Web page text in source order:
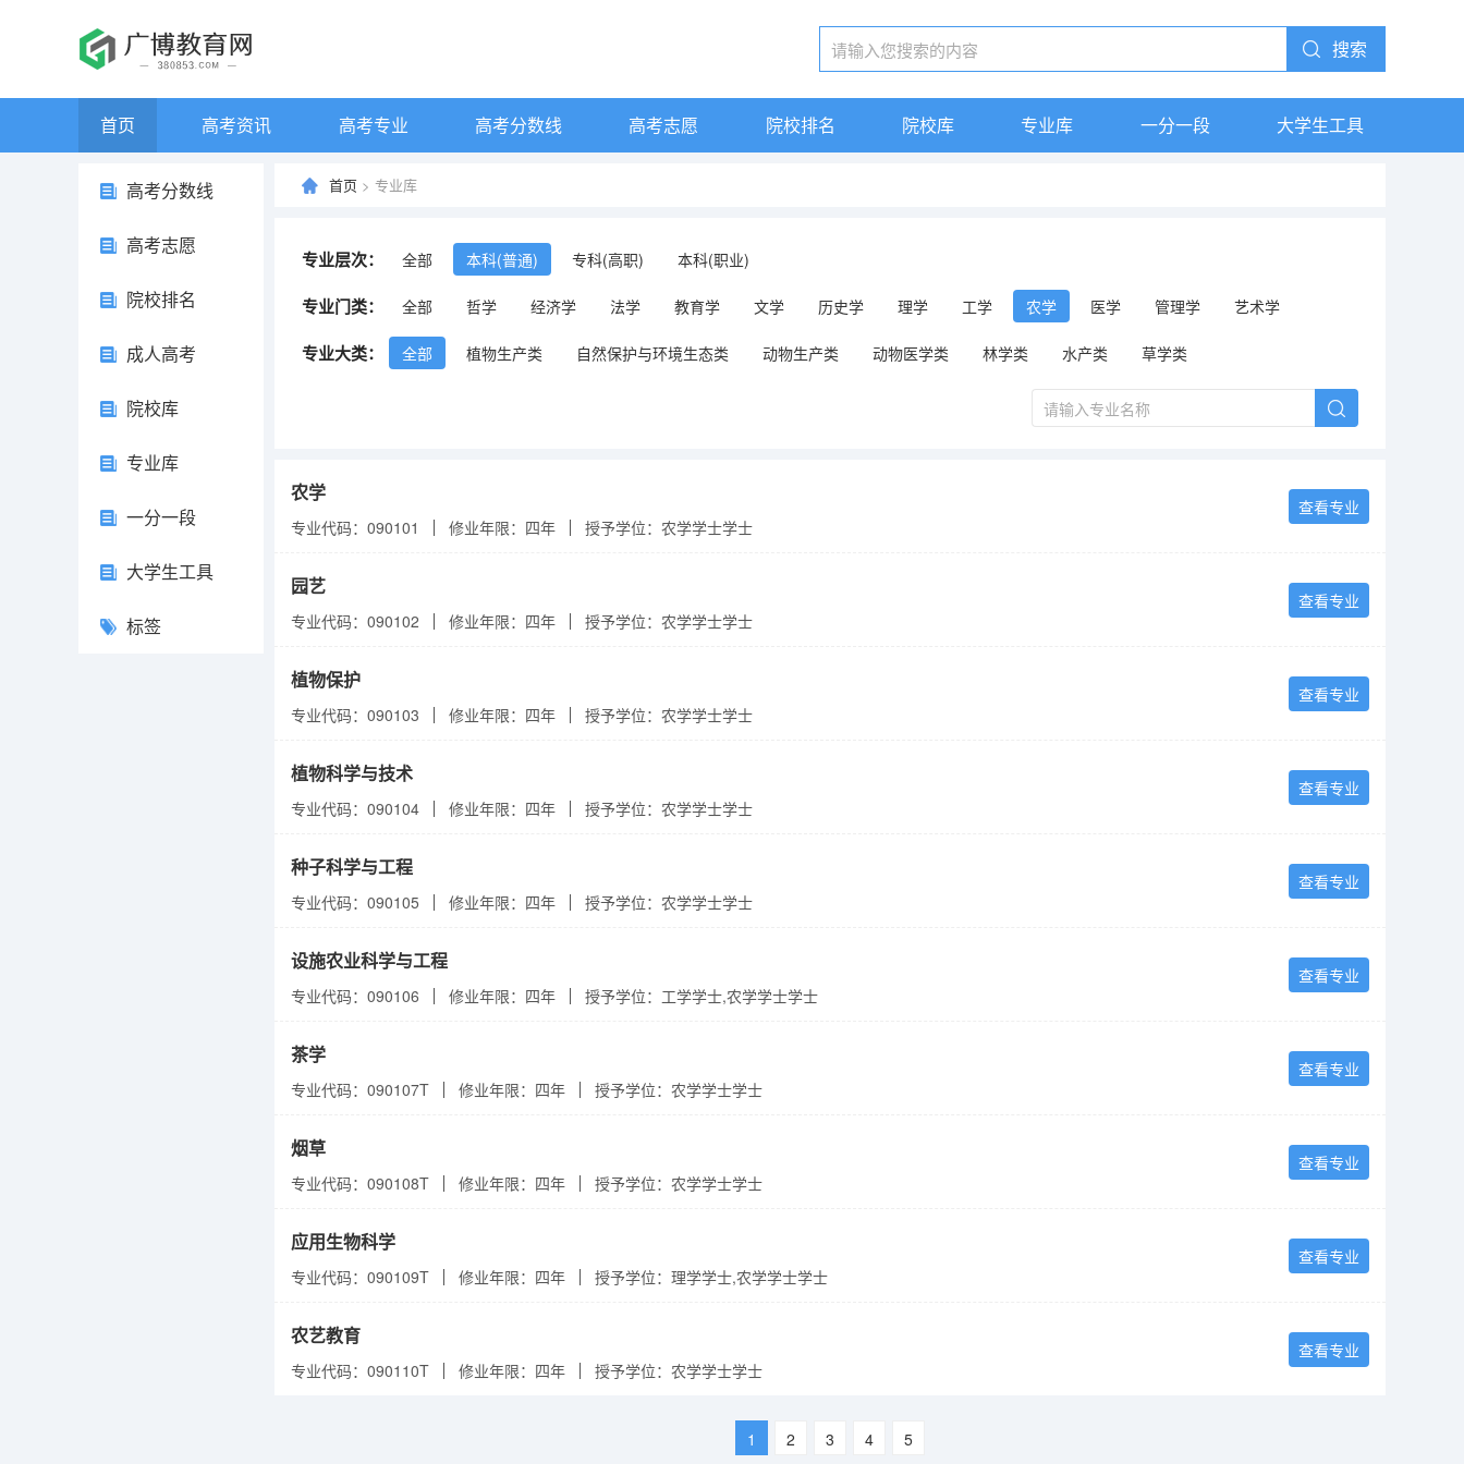
搜索
首页 高考资讯 高考专业 高考分数线 高考志愿 院校排名 院校库 专业库 一分一段 大学生工具
高考分数线
高考志愿
院校排名
成人高考
院校库
专业库
一分一段
大学生工具
标签
首页 > 专业库
专业层次： 全部 本科(普通) 专科(高职) 本科(职业)
专业门类： 全部 哲学 经济学 法学 教育学 文学 历史学 理学 工学 农学 医学 管理学 艺术学
专业大类： 全部 植物生产类 自然保护与环境生态类 动物生产类 动物医学类 林学类 水产类 草学类
农学
专业代码：090101 修业年限：四年 授予学位：农学学士学士
查看专业
园艺
专业代码：090102 修业年限：四年 授予学位：农学学士学士
查看专业
植物保护
专业代码：090103 修业年限：四年 授予学位：农学学士学士
查看专业
植物科学与技术
专业代码：090104 修业年限：四年 授予学位：农学学士学士
查看专业
种子科学与工程
专业代码：090105 修业年限：四年 授予学位：农学学士学士
查看专业
设施农业科学与工程
专业代码：090106 修业年限：四年 授予学位：工学学士,农学学士学士
查看专业
茶学
专业代码：090107T 修业年限：四年 授予学位：农学学士学士
查看专业
烟草
专业代码：090108T 修业年限：四年 授予学位：农学学士学士
查看专业
应用生物科学
专业代码：090109T 修业年限：四年 授予学位：理学学士,农学学士学士
查看专业
农艺教育
专业代码：090110T 修业年限：四年 授予学位：农学学士学士
查看专业
1 2 3 4 5